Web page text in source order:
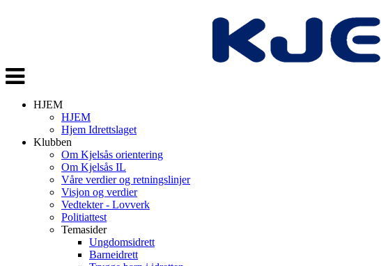
Veksle
navigasjon
HJEM
HJEM
Hjem Idrettslaget
Klubben
Om Kjelsås orientering
Om Kjelsås IL
Våre verdier og retningslinjer
Visjon og verdier
Vedtekter - Lovverk
Politiattest
Temasider
Ungdomsidrett
Barneidrett